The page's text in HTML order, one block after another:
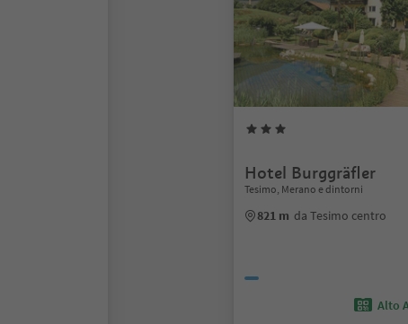
Hotel Burggräfler
Tesimo, Merano e dintorni
821 m da Tesimo centro
Alto